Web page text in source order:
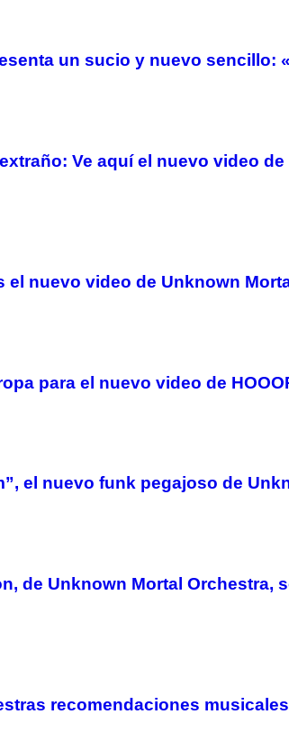
un sucio y nuevo sencillo:
Ve aquí el nuevo video
el nuevo video de Unknown
para el nuevo video de
el nuevo funk pegajoso de
de Unknown Mortal Orchestra,
recomendaciones